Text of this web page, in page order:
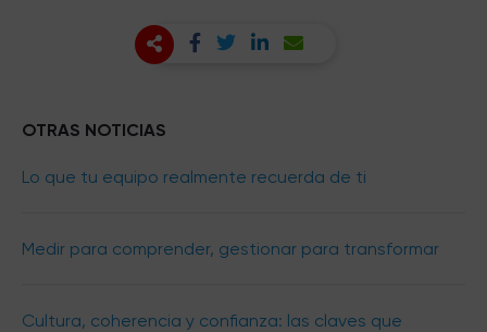
OTRAS NOTICIAS
Lo que tu equipo realmente recuerda de ti
Medir para comprender, gestionar para transformar
Cultura, coherencia y confianza: las claves que